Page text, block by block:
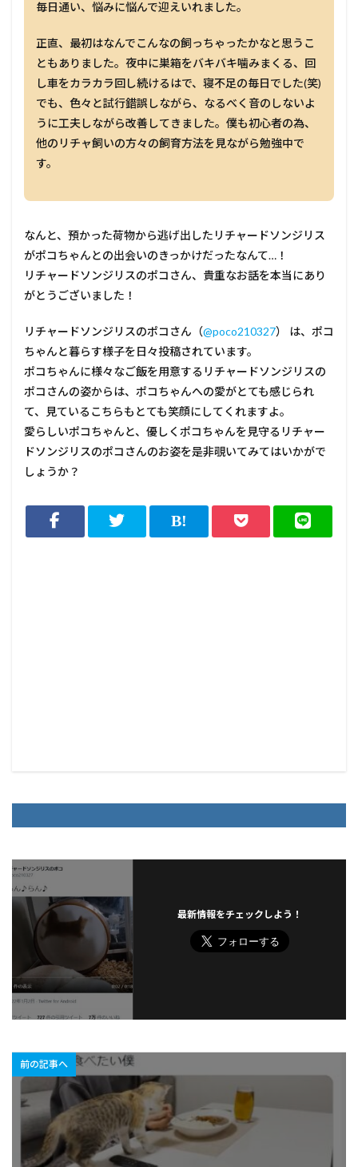
毎日通い、悩みに悩んで迎えいれました。
正直、最初はなんでこんなの飼っちゃったかなと思うこ
ともありました。夜中に巣箱をバキバキ噛みまくる、回
し車をカラカラ回し続けるはで、寝不足の毎日でした(笑)
でも、色々と試行錯誤しながら、なるべく音のしないよ
うに工夫しながら改善してきました。僕も初心者の為、
他のリチャ飼いの方々の飼育方法を見ながら勉強中で
す。
なんと、預かった荷物から逃げ出したリチャードソンジリス
がポコちゃんとの出会いのきっかけだったなんて…！
リチャードソンジリスのポコさん、貴重なお話を本当にあり
がとうございました！
リチャードソンジリスのポコさん（@poco210327） は、ポコ
ちゃんと暮らす様子を日々投稿されています。
ポコちゃんに様々なご飯を用意するリチャードソンジリスの
ポコさんの姿からは、ポコちゃんへの愛がとても感じられ
て、見ているこちらもとても笑顔にしてくれますよ。
愛らしいポコちゃんと、優しくポコちゃんを見守るリチャー
ドソンジリスのポコさんのお姿を是非覗いてみてはいかがで
しょうか？
最新情報をチェックしよう！
前の記事へ